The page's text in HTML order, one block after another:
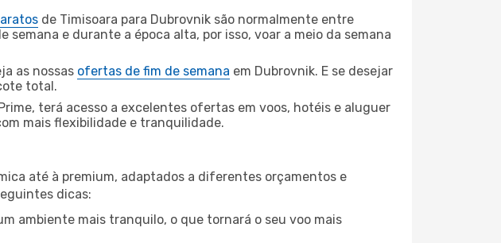
de Timisoara para Dubrovnik são normalmente entre
e durante a época alta, por isso, voar a meio da semana
as nossas ofertas de fim de semana em Dubrovnik. E se desejar
total.
terá acesso a excelentes ofertas em voos, hotéis e aluguer
mais flexibilidade e tranquilidade.
até à premium, adaptados a diferentes orçamentos e
dicas:
ambiente mais tranquilo, o que tornará o seu voo mais